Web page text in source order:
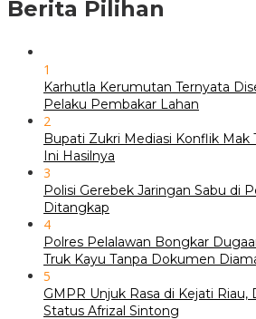
Berita Pilihan
1
Karhutla Kerumutan Ternyata
Pelaku Pembakar Lahan
2
Bupati Zukri Mediasi Konflik Mak
Ini Hasilnya
3
Polisi Gerebek Jaringan Sabu di
Ditangkap
4
Polres Pelalawan Bongkar
Truk Kayu Tanpa Dokumen
5
GMPR Unjuk Rasa di Kejati Riau,
Status Afrizal Sintong